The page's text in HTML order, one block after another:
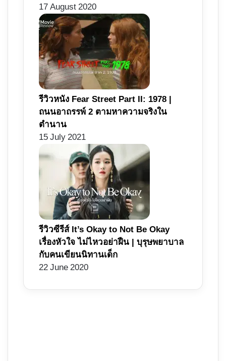
17 August 2020
รีวิวหนัง Fear Street Part II: 1978 |
ถนนอาถรรพ์ 2 ตามหาความจริงใน
ตำนาน
15 July 2021
รีวิวซีรีส์ It’s Okay to Not Be Okay
เรื่องหัวใจ ไม่ไหวอย่าฝืน | บุรุษพยาบาล
กับคนเขียนนิทานเด็ก
22 June 2020